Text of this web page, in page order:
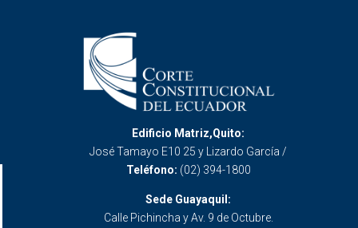
Edificio Matriz,Quito:
José Tamayo E10 25 y Lizardo García /
Teléfono: (02) 394-1800
Sede Guayaquil:
Calle Pichincha y Av. 9 de Octubre.